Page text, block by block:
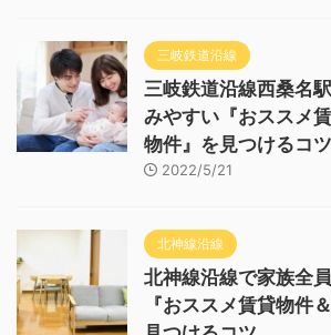
三岐鉄道沿線
三岐鉄道沿線西桑名
みやすい『おススメ
物件』を見つけるコツ
2022/5/21
北神線沿線
北神線沿線で家族全
『おススメ賃貸物件